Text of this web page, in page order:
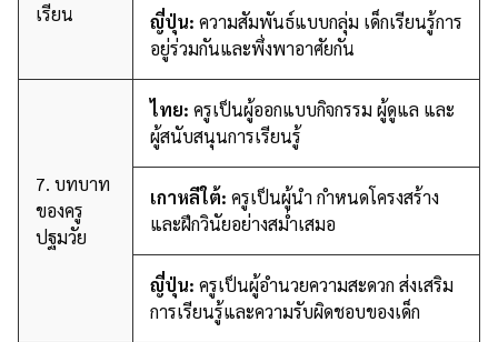
เรียน
ญี่ปุ่น: ความสัมพันธ์แบบกลุ่ม เด็กเรียนรู้การ
อยู่ร่วมกันและพึ่งพาอาศัยกัน
7. บทบาท
ของครู
ปฐมวัย
ไทย: ครูเป็นผู้ออกแบบกิจกรรม ผู้ดูแล และ
ผู้สนับสนุนการเรียนรู้
เกาหลีใต้: ครูเป็นผู้นำ กำหนดโครงสร้าง
และฝึกวินัยอย่างสม่ำเสมอ
ญี่ปุ่น: ครูเป็นผู้อำนวยความสะดวก ส่งเสริม
การเรียนรู้และความรับผิดชอบของเด็ก